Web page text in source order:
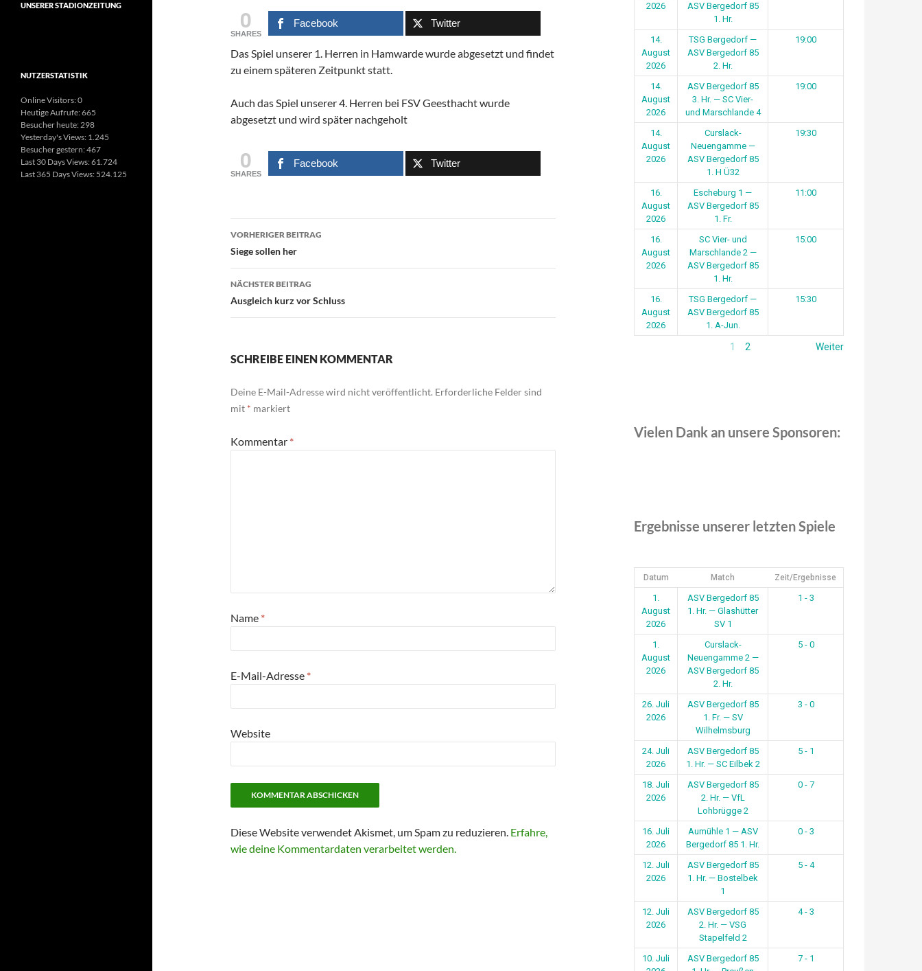
0
SHARES
Facebook Twitter
Das Spiel unserer 1. Herren in Hamwarde wurde abgesetzt und findet
zu einem späteren Zeitpunkt statt.
Auch das Spiel unserer 4. Herren bei FSV Geesthacht wurde
abgesetzt und wird später nachgeholt
0
SHARES
Facebook Twitter
Beitragsnavigation
VORHERIGER BEITRAG
Siege sollen her
NÄCHSTER BEITRAG
Ausgleich kurz vor Schluss
SCHREIBE EINEN KOMMENTAR
Deine E-Mail-Adresse wird nicht veröffentlicht. Erforderliche Felder sind
mit * markiert
Kommentar *
Name *
E-Mail-Adresse *
Website
Diese Website verwendet Akismet, um Spam zu reduzieren. Erfahre,
wie deine Kommentardaten verarbeitet werden.
2026
ASV Bergedorf 85
1. Hr.
14.
August
2026
TSG Bergedorf —
ASV Bergedorf 85
2. Hr.
19:00
14.
August
2026
ASV Bergedorf 85
3. Hr. — SC Vier-
und Marschlande 4
19:00
14.
August
2026
Curslack-
Neuengamme —
ASV Bergedorf 85
1. H Ü32
19:30
16.
August
2026
Escheburg 1 —
ASV Bergedorf 85
1. Fr.
11:00
16.
August
2026
SC Vier- und
Marschlande 2 —
ASV Bergedorf 85
1. Hr.
15:00
16.
August
2026
TSG Bergedorf —
ASV Bergedorf 85
1. A-Jun.
15:30
1 2 Weiter
Vielen Dank an unsere Sponsoren:
Ergebnisse unserer letzten Spiele
Datum Match Zeit/Ergebnisse
1.
August
2026
ASV Bergedorf 85
1. Hr. — Glashütter
SV 1
1 - 3
1.
August
2026
Curslack-
Neuengamme 2 —
ASV Bergedorf 85
2. Hr.
5 - 0
26. Juli
2026
ASV Bergedorf 85
1. Fr. — SV
Wilhelmsburg
3 - 0
24. Juli
2026
ASV Bergedorf 85
1. Hr. — SC Eilbek 2
5 - 1
18. Juli
2026
ASV Bergedorf 85
2. Hr. — VfL
Lohbrügge 2
0 - 7
16. Juli
2026
Aumühle 1 — ASV
Bergedorf 85 1. Hr.
0 - 3
12. Juli
2026
ASV Bergedorf 85
1. Hr. — Bostelbek
1
5 - 4
12. Juli
2026
ASV Bergedorf 85
2. Hr. — VSG
Stapelfeld 2
4 - 3
10. Juli
ASV Bergedorf 85
7 - 1
UNSERER STADIONZEITUNG
NUTZERSTATISTIK
Online Visitors:0
Heutige Aufrufe:665
Besucher heute:298
Yesterday's Views: 1.245
Besucher gestern:467
Last 30 Days Views:61.724
Last 365 Days Views: 524.125